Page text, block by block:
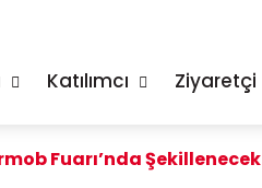
Katılımcı Ziyaretçi
Fuarı’nda Şekillenecek